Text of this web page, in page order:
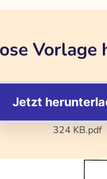
Vorlage
Jetzt
324 KB.pdf